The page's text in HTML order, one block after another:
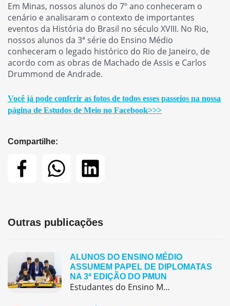
Em Minas, nossos alunos do 7º ano conheceram o
cenário e analisaram o contexto de importantes
eventos da História do Brasil no século XVIII. No Rio,
nossos alunos da 3ª série do Ensino Médio
conheceram o legado histórico do Rio de Janeiro, de
acordo com as obras de Machado de Assis e Carlos
Drummond de Andrade.
Você já pode conferir as fotos de todos esses passeios na nossa
página de Estudos de Meio no Facebook>>>
Compartilhe:
Outras publicações
ALUNOS DO ENSINO MÉDIO
ASSUMEM PAPEL DE DIPLOMATAS
NA 3ª EDIÇÃO DO PMUN
Estudantes do Ensino Médio do Colégio Pentágono protagonizaram uma simulação da ONU, defendendo posições de países em comitês temáticos e vivenciando, na prática, negociações diplomáticas multilíngues.